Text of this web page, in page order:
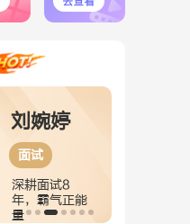
刘婉婷
面试
深耕面试8
年，霸气正能
量